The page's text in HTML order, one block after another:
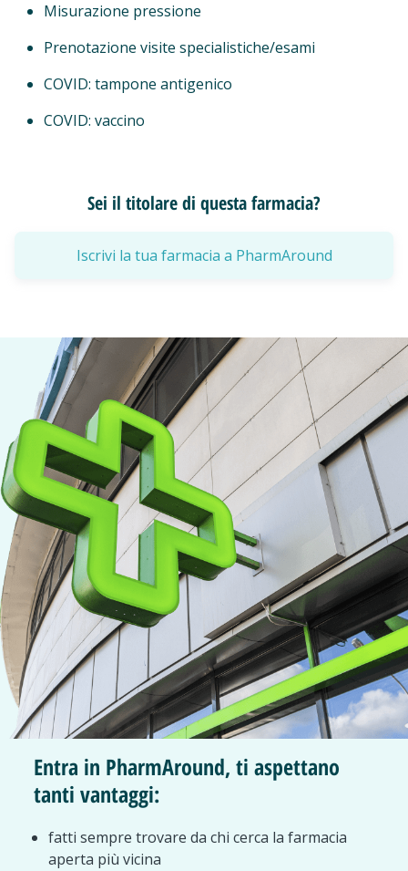
Misurazione pressione
Prenotazione visite specialistiche/esami
COVID: tampone antigenico
COVID: vaccino
Sei il titolare di questa farmacia?
Iscrivi la tua farmacia a PharmAround
Entra in PharmAround, ti aspettano
tanti vantaggi:
fatti sempre trovare da chi cerca la farmacia
aperta più vicina